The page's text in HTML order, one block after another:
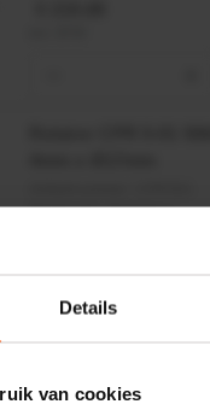
Details
van cookies
Merknaam:Baltrotors
HP 12 MOTOR B14